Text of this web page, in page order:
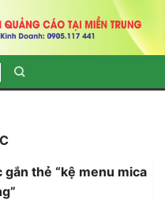
gắn thẻ “kệ menu mica